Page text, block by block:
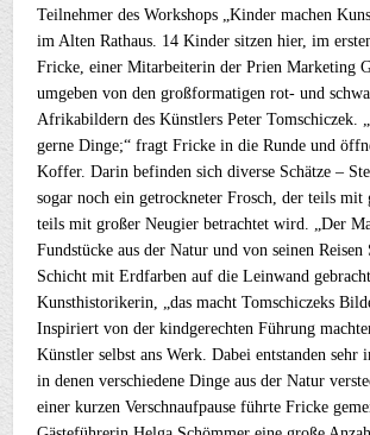
Teilnehmer des Workshops „Kinder machen
im Alten Rathaus. 14 Kinder sitzen hier, im
Fricke, einer Mitarbeiterin der Prien Marketing
umgeben von den großformatigen rot- und
Afrikabildern des Künstlers Peter Tomschiczek.
gerne Dinge;“ fragt Fricke in die Runde und
Koffer. Darin befinden sich diverse Schätze –
sogar noch ein getrockneter Frosch, der teils mit
teils mit großer Neugier betrachtet wird. „Der
Fundstücke aus der Natur und von seinen
Schicht mit Erdfarben auf die Leinwand
Kunsthistorikerin, „das macht Tomschiczeks
Inspiriert von der kindgerechten Führung
Künstler selbst ans Werk. Dabei entstanden sehr
in denen verschiedene Dinge aus der Natur
einer kurzen Verschnaufpause führte Fricke